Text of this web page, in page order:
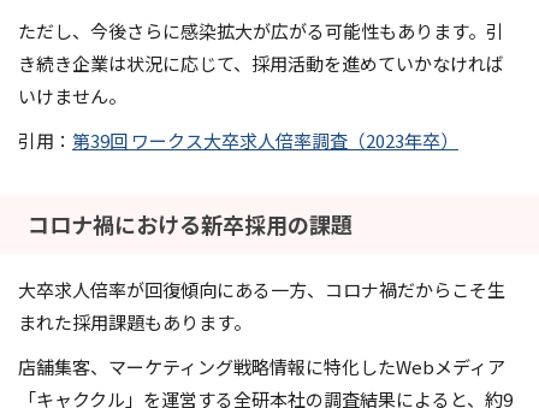
ただし、今後さらに感染拡大が広がる可能性もあります。引
き続き企業は状況に応じて、採用活動を進めていかなければ
いけません。
引用： 第39回 ワークス大卒求人倍率調査（2023年卒）
コロナ禍における新卒採用の課題
大卒求人倍率が回復傾向にある一方、コロナ禍だからこそ生
まれた採用課題もあります。
店舗集客、マーケティング戦略情報に特化したWebメディア
「キャククル」を運営する全研本社の調査結果によると、約9